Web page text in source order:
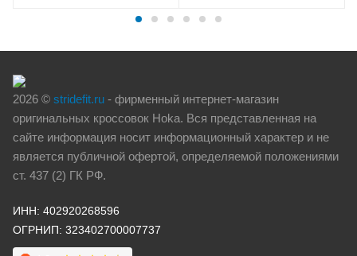
2026 © stridefit.ru - фирменный интернет-магазин
оригинальных кроссовок Hoka. Вся представленная на
сайте информация носит информационный характер и не
является публичной офертой, определяемой положениями
ст. 437 (2) ГК РФ.
ИНН: 402920268596
ОГРНИП: 323402700007737